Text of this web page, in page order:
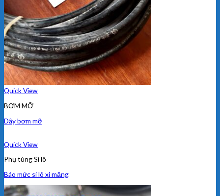
Quick View
BƠM MỠ
Dây bơm mỡ
Quick View
Phụ tùng Si lô
Báo mức si lô xi măng